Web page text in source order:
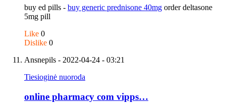
buy ed pills - buy generic prednisone 40mg order deltasone
5mg pill
Like 0
Dislike 0
Ansnepils - 2022-04-24 - 03:21
Tiesioginė nuoroda
online pharmacy com vipps…